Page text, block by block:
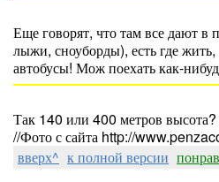
Еще говорят, что там все дают в
лыжи, сноуборды), есть где
автобусы! Мож поехать как-
Так 140 или 400 метров высота?
//Фото с сайта http://
вверх^ к полной версии